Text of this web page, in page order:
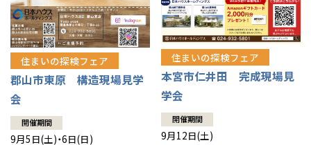
住まいの探検フェア
郡山市東原 構造現場見学
会
開催期間
9月5日(土)・6日(日)
住まいの探検フェア
本宮市仁井田 完成現場見
学会
開催期間
9月12日(土)